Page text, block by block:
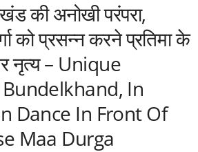
की अनोखी परंपरा,
को प्रसन्न करने प्रतिमा के
नृत्य – Unique
In
Dance In Front Of
Maa Durga